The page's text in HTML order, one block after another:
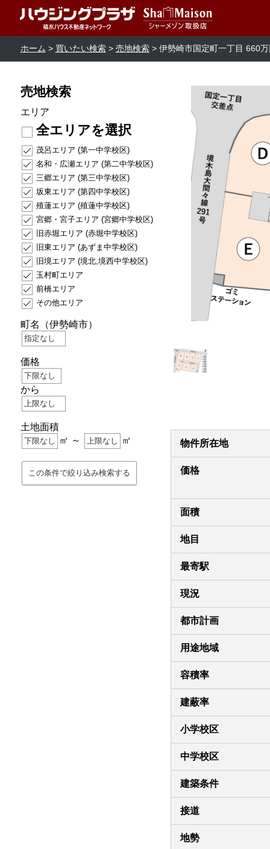
ホーム 買いたい検索 売地検索 伊勢崎市国定町一丁目 660
物件所在地
価格
面積
地目
最寄駅
現況
都市計画
用途地域
容積率
建蔽率
小学校区
中学校区
建築条件
接道
地勢
売地検索
エリア
全エリアを選択
茂呂エリア (第一中学校区)
名和・広瀬エリア (第二中学校区)
三郷エリア (第三中学校区)
坂東エリア (第四中学校区)
殖蓮エリア (殖蓮中学校区)
宮郷・宮子エリア (宮郷中学校区)
旧赤堀エリア (赤堀中学校区)
旧東エリア (あずま中学校区)
旧境エリア (境北,境西中学校区)
玉村町エリア
前橋エリア
その他エリア
町名 （伊勢崎市）
価格
から
土地面積
㎡ ～
㎡